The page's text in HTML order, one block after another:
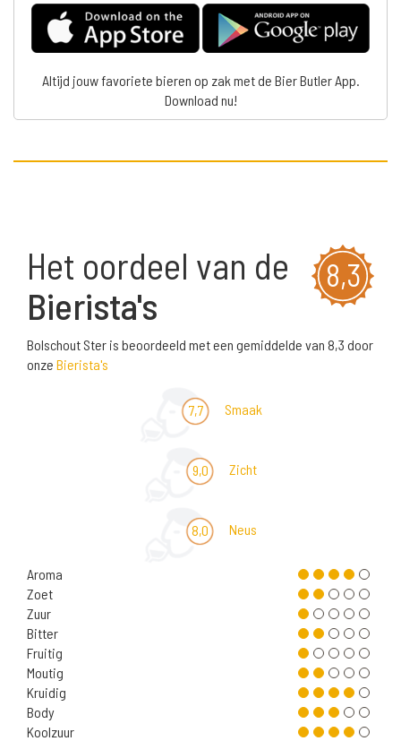
Altijd jouw favoriete bieren op zak met de Bier Butler App.
Download nu!
8,3
Het oordeel van de
Bierista's
Bolschout Ster is beoordeeld met een gemiddelde van 8,3 door
onze Bierista's
7,7 Smaak
9,0 Zicht
8,0 Neus
Aroma
Zoet
Zuur
Bitter
Fruitig
Moutig
Kruidig
Body
Koolzuur